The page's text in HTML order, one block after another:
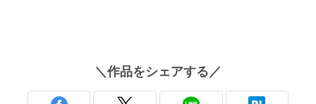
＼作品をシェアする／